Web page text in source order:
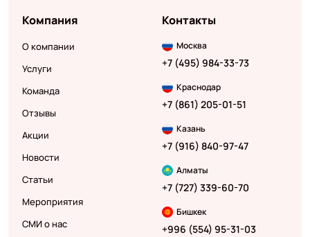
Компания
О компании
Услуги
Команда
Отзывы
Акции
Новости
Статьи
Мероприятия
СМИ о нас
Контакты
Москва
+7 (495) 984-33-73
Краснодар
+7 (861) 205-01-51
Казань
+7 (916) 840-97-47
Алматы
+7 (727) 339-60-70
Бишкек
+996 (554) 95-31-03